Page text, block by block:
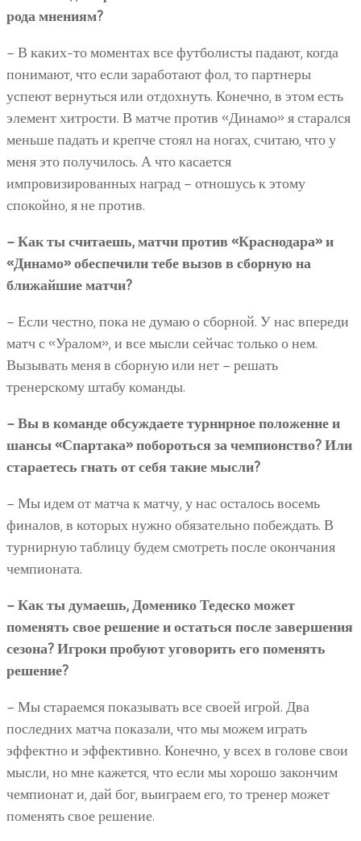
рода мнениям?
– В каких-то моментах все футболисты падают, когда
понимают, что если заработают фол, то партнеры
успеют вернуться или отдохнуть. Конечно, в этом есть
элемент хитрости. В матче против «Динамо» я старался
меньше падать и крепче стоял на ногах, считаю, что у
меня это получилось. А что касается
импровизированных наград – отношусь к этому
спокойно, я не против.
– Как ты считаешь, матчи против «Краснодара» и
«Динамо» обеспечили тебе вызов в сборную на
ближайшие матчи?
– Если честно, пока не думаю о сборной. У нас впереди
матч с «Уралом», и все мысли сейчас только о нем.
Вызывать меня в сборную или нет – решать
тренерскому штабу команды.
– Вы в команде обсуждаете турнирное положение и
шансы «Спартака» побороться за чемпионство? Или
стараетесь гнать от себя такие мысли?
– Мы идем от матча к матчу, у нас осталось восемь
финалов, в которых нужно обязательно побеждать. В
турнирную таблицу будем смотреть после окончания
чемпионата.
– Как ты думаешь, Доменико Тедеско может
поменять свое решение и остаться после завершения
сезона? Игроки пробуют уговорить его поменять
решение?
– Мы стараемся показывать все своей игрой. Два
последних матча показали, что мы можем играть
эффектно и эффективно. Конечно, у всех в голове свои
мысли, но мне кажется, что если мы хорошо закончим
чемпионат и, дай бог, выиграем его, то тренер может
поменять свое решение.